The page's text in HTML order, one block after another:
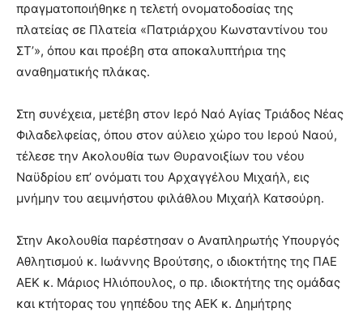
πραγματοποιήθηκε η τελετή ονοματοδοσίας της
πλατείας σε Πλατεία «Πατριάρχου Κωνσταντίνου του
ΣΤ’», όπου και προέβη στα αποκαλυπτήρια της
αναθηματικής πλάκας.
Στη συνέχεια, μετέβη στον Ιερό Ναό Αγίας Τριάδος Νέας
Φιλαδελφείας, όπου στον αύλειο χώρο του Ιερού Ναού,
τέλεσε την Ακολουθία των Θυρανοιξίων του νέου
Ναϋδρίου επ’ ονόματι του Αρχαγγέλου Μιχαήλ, εις
μνήμην του αειμνήστου φιλάθλου Μιχαήλ Κατσούρη.
Στην Ακολουθία παρέστησαν ο Αναπληρωτής Υπουργός
Αθλητισμού κ. Ιωάννης Βρούτσης, ο ιδιοκτήτης της ΠΑΕ
ΑΕΚ κ. Μάριος Ηλιόπουλος, ο πρ. ιδιοκτήτης της ομάδας
και κτήτορας του γηπέδου της ΑΕΚ κ. Δημήτρης